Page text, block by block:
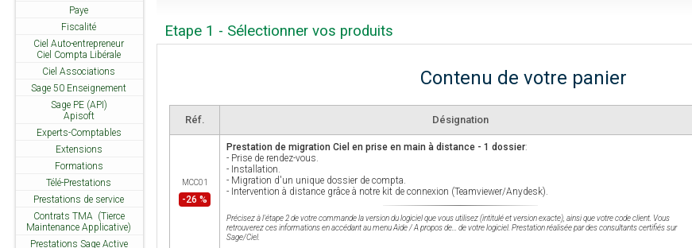
Paye
Fiscalité
Ciel Auto-entrepreneur
Ciel Compta Libérale
Ciel Associations
Sage 50 Enseignement
Sage PE (API)
Apisoft
Experts-Comptables
Extensions
Formations
Télé-Prestations
Prestations de service
Contrats TMA (Tierce
Maintenance Applicative)
Prestations Sage Active
Etape 1 - Sélectionner vos produits
Contenu de votre panier
Réf. Désignation
MCC01
-26 %
Prestation de migration Ciel en prise en main à distance - 1 dossier:
- Prise de rendez-vous.
- Installation.
- Migration d'un unique dossier de compta.
- Intervention à distance grâce à notre kit de connexion (Teamviewer/Anydesk).
Précisez à l'étape 2 de votre commande la version du logiciel que vous utilisez (intitulé et version exacte), ainsi que votre code client. Vous
retrouverez ces informations en accédant au menu Aide / A propos de... de votre logiciel. Prestation réalisée par des consultants certifiés sur
Sage/Ciel.